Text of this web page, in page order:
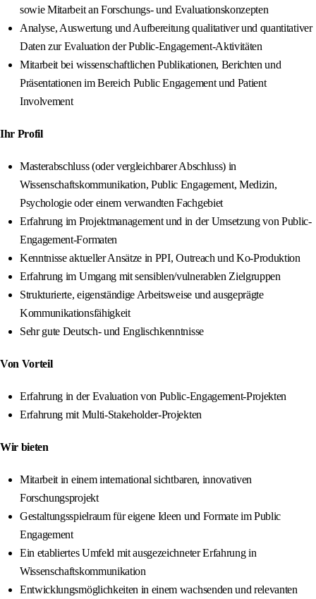
sowie Mitarbeit an Forschungs- und Evaluationskonzepten
Analyse, Auswertung und Aufbereitung qualitativer und quantitativer
Daten zur Evaluation der Public-Engagement-Aktivitäten
Mitarbeit bei wissenschaftlichen Publikationen, Berichten und
Präsentationen im Bereich Public Engagement und Patient
Involvement
Ihr Profil
Masterabschluss (oder vergleichbarer Abschluss) in
Wissenschaftskommunikation, Public Engagement, Medizin,
Psychologie oder einem verwandten Fachgebiet
Erfahrung im Projektmanagement und in der Umsetzung von Public-
Engagement-Formaten
Kenntnisse aktueller Ansätze in PPI, Outreach und Ko-Produktion
Erfahrung im Umgang mit sensiblen/vulnerablen Zielgruppen
Strukturierte, eigenständige Arbeitsweise und ausgeprägte
Kommunikationsfähigkeit
Sehr gute Deutsch- und Englischkenntnisse
Von Vorteil
Erfahrung in der Evaluation von Public-Engagement-Projekten
Erfahrung mit Multi-Stakeholder-Projekten
Wir bieten
Mitarbeit in einem international sichtbaren, innovativen
Forschungsprojekt
Gestaltungsspielraum für eigene Ideen und Formate im Public
Engagement
Ein etabliertes Umfeld mit ausgezeichneter Erfahrung in
Wissenschaftskommunikation
Entwicklungsmöglichkeiten in einem wachsenden und relevanten